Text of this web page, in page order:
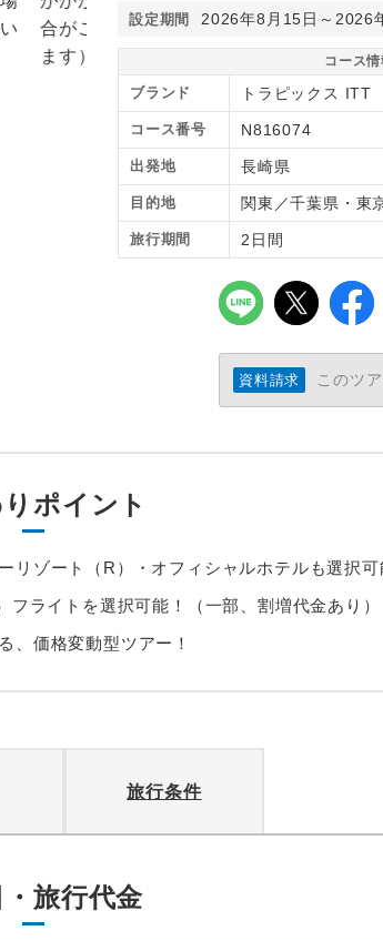
設定期間 2026年8月15日～2026
コース情
ブランド トラピックス ITT
コース番号 N816074
出発地 長崎県
目的地 関東／千葉県・東
旅行期間 2日間
資料請求 このツ
ポイント
リゾート（R）・オフィシャルホテルも選択可
ライトを選択可能！（一部、割増代金あり）
、価格変動型ツアー！
旅行条件
旅行代金